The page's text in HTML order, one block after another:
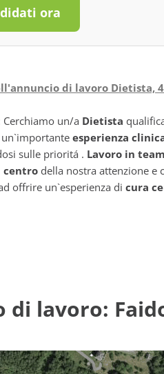
ora
di lavoro Dietista,
Cerchiamo un/a Dietista
esperienza
sulle prioritá . Lavoro in team
centro della nostra attenzione e
offrire un`esperienza di cura
di lavoro: